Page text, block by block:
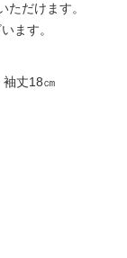
だけます。
ます。
丈18㎝